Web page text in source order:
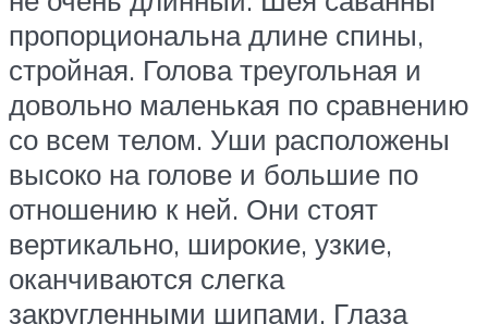
пропорциональна длине спины,
стройная. Голова треугольная и
довольно маленькая по сравнению
со всем телом. Уши расположены
высоко на голове и большие по
отношению к ней. Они стоят
вертикально, широкие, узкие,
оканчиваются слегка
закругленными шипами. Глаза